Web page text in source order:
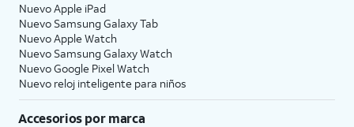
Nuevo Apple iPad
Nuevo Samsung Galaxy Tab
Nuevo Apple Watch
Nuevo Samsung Galaxy Watch
Nuevo Google Pixel Watch
Nuevo reloj inteligente para niños
Accesorios por marca